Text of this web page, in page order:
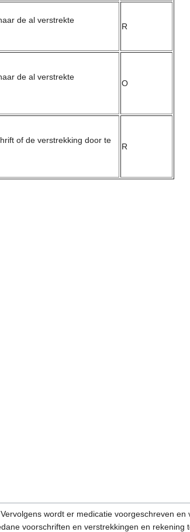
de al verstrekte
R
de al verstrekte
O
of de verstrekking door te
R
wordt er medicatie voorgeschreven en
voorschriften en verstrekkingen en rekening